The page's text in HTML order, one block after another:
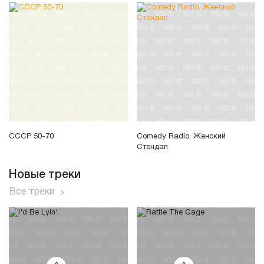
СССР 50-70
Comedy Radio. Женский
Стендап
Новые треки
Все треки